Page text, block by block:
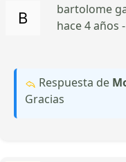
bartolome
hace 4 años -
Respuesta de
Gracias